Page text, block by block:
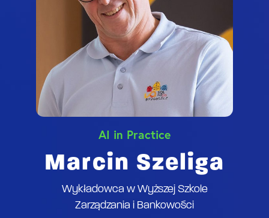
AI in Practice
Marcin Szeliga
Wykładowca w Wyższej Szkole
Zarządzania i Bankowości